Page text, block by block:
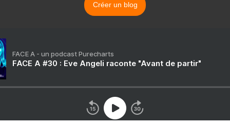
Créer un blog
FACE A - un podcast Purecharts
FACE A #30 : Eve Angeli raconte "Avant de partir"